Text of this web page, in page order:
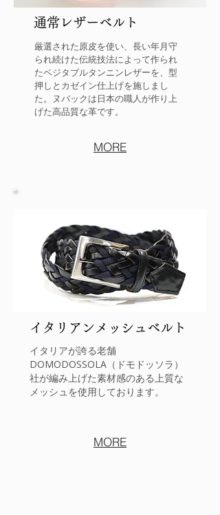
​通常レザーベルト
厳選された原皮を使い、長い年月守
られ続けた伝統技法によって作られ
たベジタブルタンニンレザーを、型
押しとカゼイン仕上げを施しまし
た。ヌバックは日本の職人が作り上
げた高品質な革です。
MORE
イタリアンメッシュベルト
イタリアが誇る老舗
DOMODOSSOLA（ドモドッソラ）
社が編み上げた素材感のある上質な
メッシュを使用しております。
MORE